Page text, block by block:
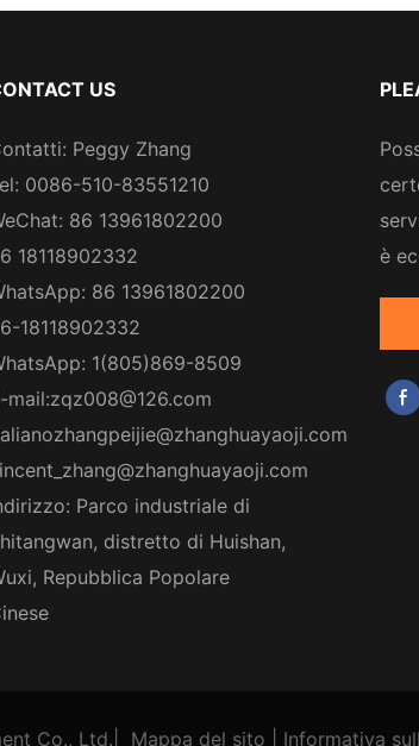
US
Peggy Zhang
0086-510-83551210
86 13961802200
18118902332
86 13961802200
18118902332
1(805)869-8509
mail:zqz008@126.com
zhangpeijie@zhanghuayaoji.com
Parco industriale di
distretto di Huishan,
Repubblica Popolare
è
Co., Ltd. Mappa del sito Informativa